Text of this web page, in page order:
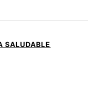
SALUDABLE